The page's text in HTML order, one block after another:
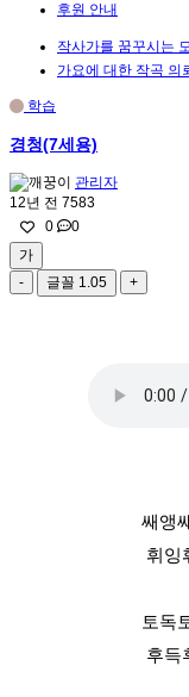
후원 안내
작사가를 꿈꾸시는
가요에 대한 작곡 의
학습
경청(7세용)
관리자
12년 전 7583
0
0
가
-
글꼴 1.05 +
쌔앵
휘잉
토독
후득